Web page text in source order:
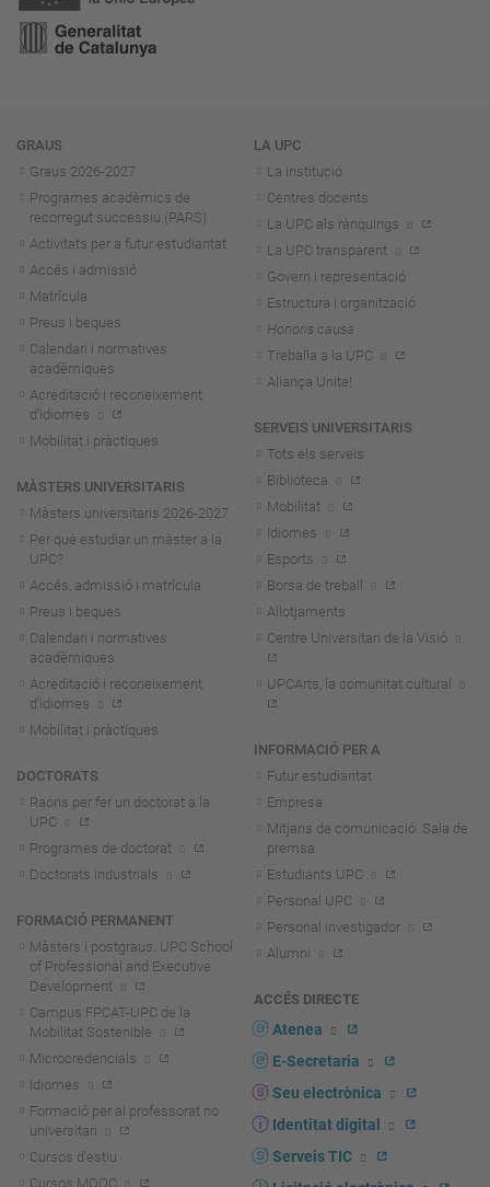
Navegació
GRAUS
Graus 2026-2027
Programes acadèmics de
recorregut successiu (PARS)
Activitats per a futur estudiantat
Accés i admissió
Matrícula
Preus i beques
Calendari i normatives
acadèmiques
Acreditació i reconeixement
d'idiomes
Mobilitat i pràctiques
MÀSTERS UNIVERSITARIS
Màsters universitaris 2026-2027
Per què estudiar un màster a la
UPC?
Accés, admissió i matrícula
Preus i beques
Calendari i normatives
acadèmiques
Acreditació i reconeixement
d'idiomes
Mobilitat i pràctiques
DOCTORATS
Raons per fer un doctorat a la
UPC
Programes de doctorat
Doctorats industrials
FORMACIÓ PERMANENT
Màsters i postgraus. UPC School
of Professional and Executive
Development
Campus FPCAT-UPC de la
Mobilitat Sostenible
Microcredencials
Idiomes
Formació per al professorat no
universitari
Cursos d'estiu
Cursos MOOC
LA UPC
La institució
Centres docents
La UPC als rànquings
La UPC transparent
Govern i representació
Estructura i organització
Honoris causa
Treballa a la UPC
Aliança Unite!
SERVEIS UNIVERSITARIS
Tots els serveis
Biblioteca
Mobilitat
Idiomes
Esports
Borsa de treball
Allotjaments
Centre Universitari de la Visió
UPCArts, la comunitat cultural
INFORMACIÓ PER A
Futur estudiantat
Empresa
Mitjans de comunicació. Sala de
premsa
Estudiants UPC
Personal UPC
Personal investigador
Alumni
ACCÉS DIRECTE
Atenea
E-Secretaria
Seu electrònica
Identitat digital
Serveis TIC